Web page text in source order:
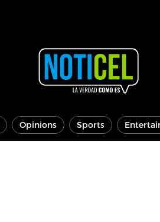
Opinions Sports